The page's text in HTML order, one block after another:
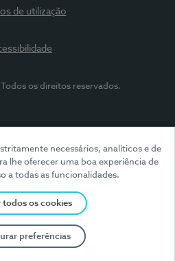
necessários, analíticos e de
lhe oferecer uma boa experiência de
a todas as funcionalidades.
todos os cookies
preferências
de utilização
os direitos reservados.